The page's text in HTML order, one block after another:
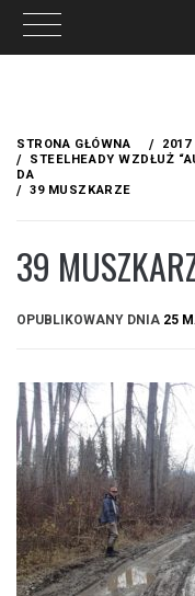
treści
STRONA GŁÓWNA 2017
STEELHEADY WZDŁUŻ
DA
39 MUSZKARZE
39
OPUBLIKOWANY DNIA 25